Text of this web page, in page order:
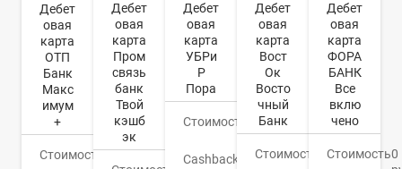
Дебет
овая
карта
ОТП
Банк
Макс
имум
+
Стоимость0
Дебет
овая
карта
Пром
связь
банк
Твой
кэшб
эк
Дебет
овая
карта
УБРи
Р
Пора
Стоимость
руб.
Cashback
До
Дебет
овая
карта
Вост
Ок
Восто
чный
Банк
Стоимость
Дебет
овая
карта
ФОРА
БАНК
Все
вклю
чено
Стоимость0